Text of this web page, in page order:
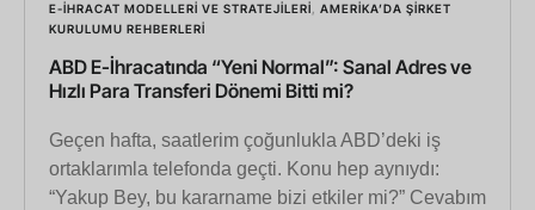
E-İHRACAT MODELLERI VE STRATEJILERI
AMERIKA’DA ŞIRKET
KURULUMU REHBERLERI
ABD E-İhracatında “Yeni Normal”: Sanal Adres ve
Hızlı Para Transferi Dönemi Bitti mi?
Geçen hafta, saatlerim çoğunlukla ABD’deki iş
ortaklarımla telefonda geçti. Konu hep aynıydı:
“Yakup Bey, bu kararname bizi etkiler mi?” Cevabım